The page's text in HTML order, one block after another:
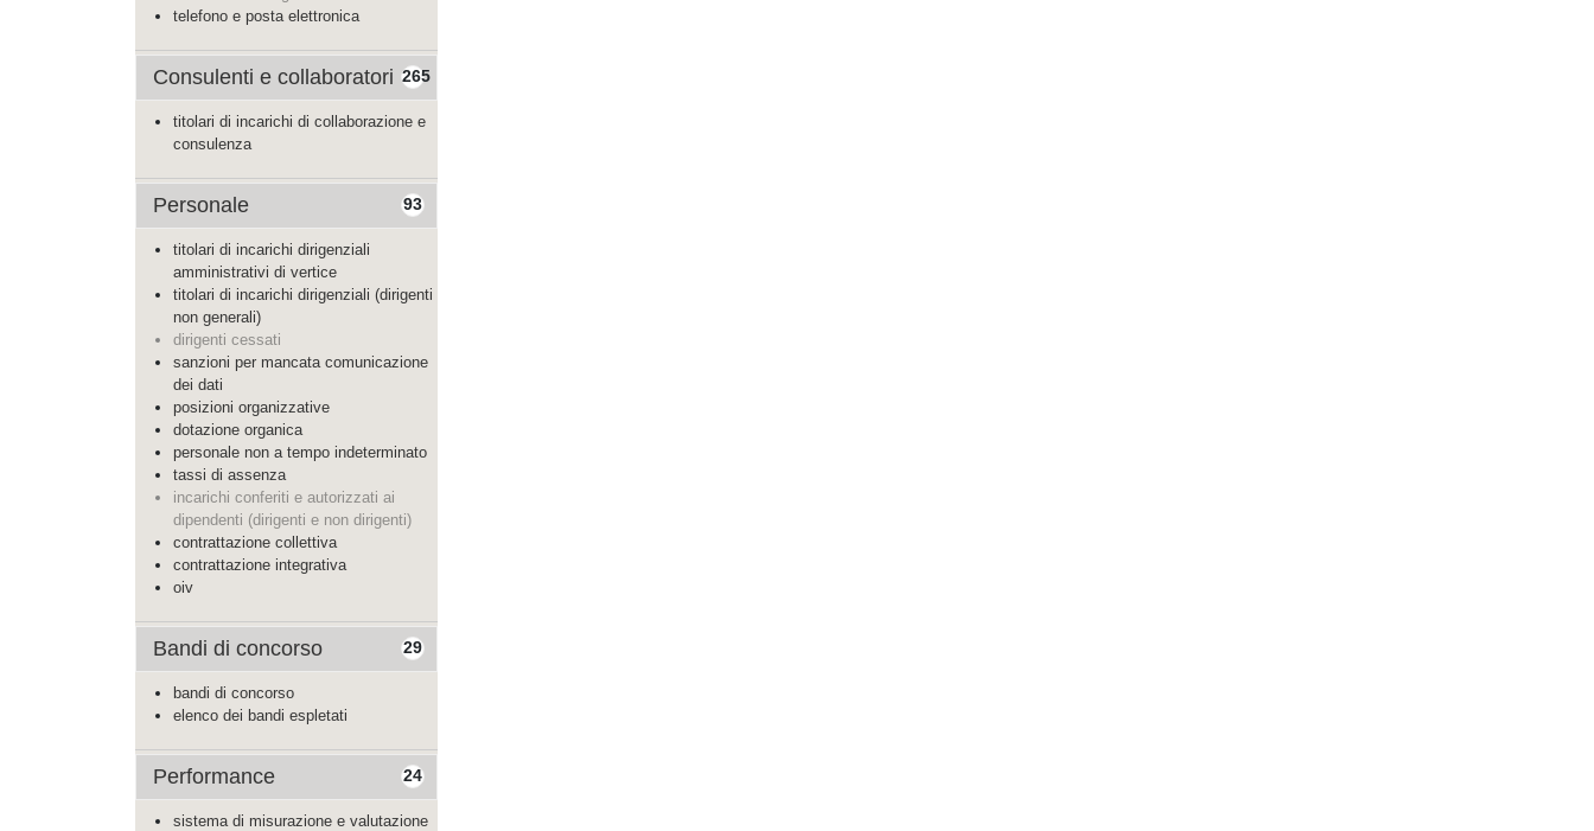
telefono e posta elettronica
265
Consulenti e collaboratori
titolari di incarichi di collaborazione e
consulenza
93
Personale
titolari di incarichi dirigenziali
amministrativi di vertice
titolari di incarichi dirigenziali (dirigenti
non generali)
dirigenti cessati
sanzioni per mancata comunicazione
dei dati
posizioni organizzative
dotazione organica
personale non a tempo indeterminato
tassi di assenza
incarichi conferiti e autorizzati ai
dipendenti (dirigenti e non dirigenti)
contrattazione collettiva
contrattazione integrativa
oiv
29
Bandi di concorso
bandi di concorso
elenco dei bandi espletati
24
Performance
sistema di misurazione e valutazione